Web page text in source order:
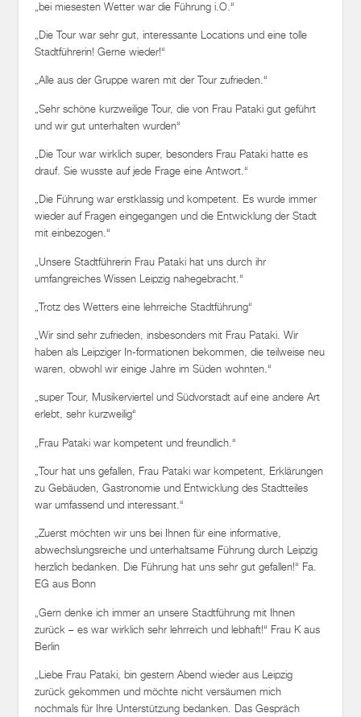
„bei miesesten Wetter war die Führung i.O.“
„Die Tour war sehr gut, interessante Locations und eine tolle
Stadtführerin! Gerne wieder!“
„Alle aus der Gruppe waren mit der Tour zufrieden.“
„Sehr schöne kurzweilige Tour, die von Frau Pataki gut geführt
und wir gut unterhalten wurden“
„Die Tour war wirklich super, besonders Frau Pataki hatte es
drauf. Sie wusste auf jede Frage eine Antwort.“
„Die Führung war erstklassig und kompetent. Es wurde immer
wieder auf Fragen eingegangen und die Entwicklung der Stadt
mit einbezogen.“
„Unsere Stadtführerin Frau Pataki hat uns durch ihr
umfangreiches Wissen Leipzig nahegebracht.“
„Trotz des Wetters eine lehrreiche Stadtführung“
„Wir sind sehr zufrieden, insbesonders mit Frau Pataki. Wir
haben als Leipziger In-formationen bekommen, die teilweise neu
waren, obwohl wir einige Jahre im Süden wohnten.“
„super Tour, Musikerviertel und Südvorstadt auf eine andere Art
erlebt, sehr kurzweilig“
„Frau Pataki war kompetent und freundlich.“
„Tour hat uns gefallen, Frau Pataki war kompetent, Erklärungen
zu Gebäuden, Gastronomie und Entwicklung des Stadtteiles
war umfassend und interessant.“
„Zuerst möchten wir uns bei Ihnen für eine informative,
abwechslungsreiche und unterhaltsame Führung durch Leipzig
herzlich bedanken. Die Führung hat uns sehr gut gefallen!“ Fa.
EG aus Bonn
„Gern denke ich immer an unsere Stadtführung mit Ihnen
zurück – es war wirklich sehr lehrreich und lebhaft!“ Frau K aus
Berlin
„Liebe Frau Pataki, bin gestern Abend wieder aus Leipzig
zurück gekommen und möchte nicht versäumen mich
nochmals für Ihre Unterstützung bedanken. Das Gespräch